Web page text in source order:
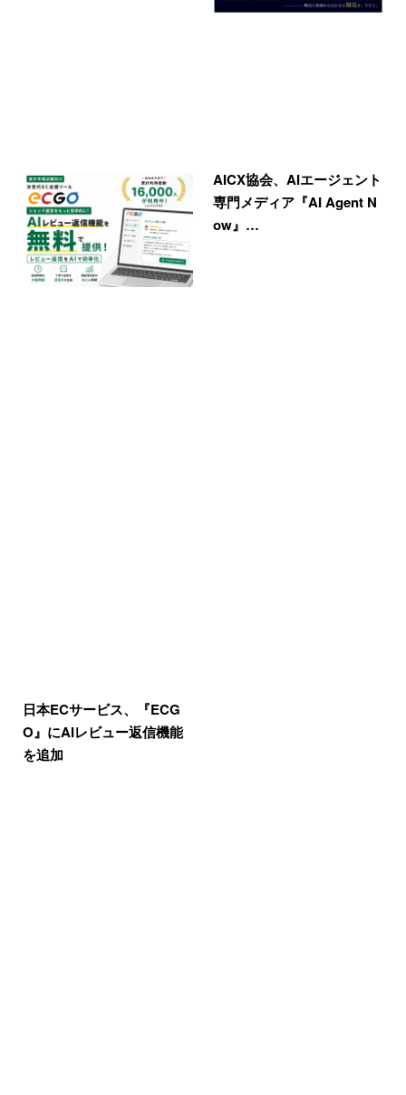
日本ECサービス、『ECG
O』にAIレビュー返信機能
を追加
AICX協会、AIエージェント
専門メディア『AI Agent N
ow』…